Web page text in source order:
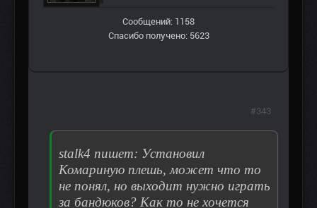
Сообщений: 1158
Спасибо получено: 5623
stalk4 пишет: Установил
Комариную плешь, может что то
не понял, но выходит нужно играть
за бандюков? Как то не хочется
#343